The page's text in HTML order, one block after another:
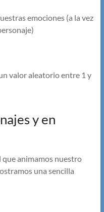
emociones (a la vez
valor aleatorio entre 1 y
y en
que animamos nuestro
una sencilla